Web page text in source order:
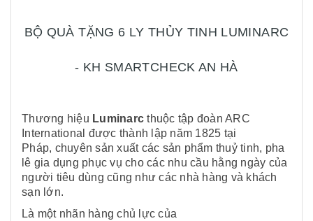
BỘ QUÀ TẶNG 6 LY THỦY TINH LUMINARC
- KH SMARTCHECK AN HÀ
Thương hiệu Luminarc thuộc tập đoàn ARC
International được thành lập năm 1825 tại
Pháp, chuyên sản xuất các sản phẩm thuỷ tinh, pha
lê gia dụng phục vụ cho các nhu cầu hằng ngày của
người tiêu dùng cũng như các nhà hàng và khách
sạn lớn.
Là một nhãn hàng chủ lực của